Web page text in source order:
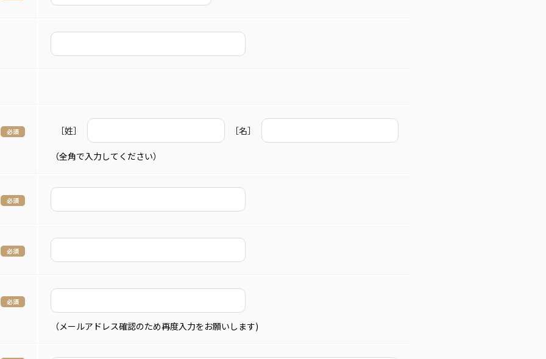
［姓］ ［名］
（全角で入力してください）
（メールアドレス確認のため再度入力をお願いします)